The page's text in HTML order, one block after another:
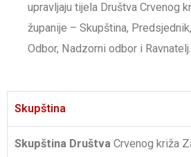
upravljaju tijela Društva Crvenog
županije – Skupština,
Odbor, Nadzorni odbor i Ravnatelj.
Skupština
Skupština Društva Crvenog križa